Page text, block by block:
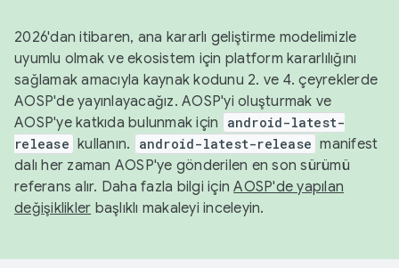
2026'dan itibaren, ana kararlı geliştirme modelimizle
uyumlu olmak ve ekosistem için platform kararlılığını
sağlamak amacıyla kaynak kodunu 2. ve 4. çeyreklerde
AOSP'de yayınlayacağız. AOSP'yi oluşturmak ve
AOSP'ye katkıda bulunmak için
android-latest-
release kullanın. android-latest-release manifest
dalı her zaman AOSP'ye gönderilen en son sürümü
referans alır. Daha fazla bilgi içinAOSP'de yapılan
değişiklikler başlıklı makaleyi inceleyin.